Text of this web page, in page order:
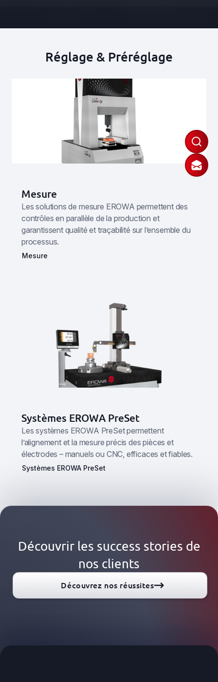
Réglage & Préréglage
Mesure
Les solutions de mesure EROWA permettent des
contrôles en parallèle de la production et
garantissent qualité et traçabilité sur l’ensemble du
processus.
Mesure
Systèmes EROWA PreSet
Les systèmes EROWA PreSet permettent
l’alignement et la mesure précis des pièces et
électrodes – manuels ou CNC, efficaces et fiables.
Systèmes EROWA PreSet
Découvrir les success stories de
nos clients
Découvrez nos réussites